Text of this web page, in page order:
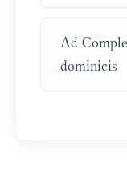
Ad
dominicis